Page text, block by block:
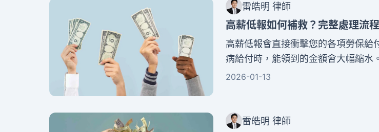
雷皓明 律師
高薪低報如何補救？完整處理流
高薪低報會直接衝擊您的各項勞保給
病給付時，能領到的金額會大幅縮水
和失能給付也會受到影響，讓您辛苦
2026-01-13
雷皓明 律師